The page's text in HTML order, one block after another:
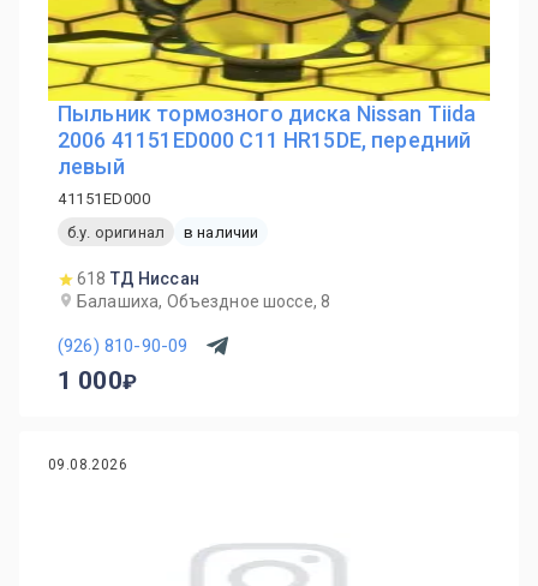
Пыльник тормозного диска Nissan Tiida
2006 41151ED000 C11 HR15DE, передний
левый
41151ED000
б.у. оригинал
в наличии
618 ТД Ниссан
Балашиха, Объездное шоссе, 8
(926) 810-90-09
1 000
09.08.2026